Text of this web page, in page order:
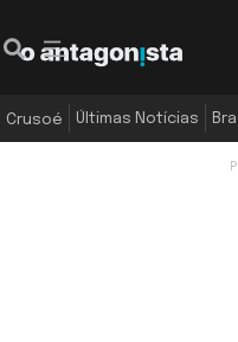
Crusoé Últimas Notícias